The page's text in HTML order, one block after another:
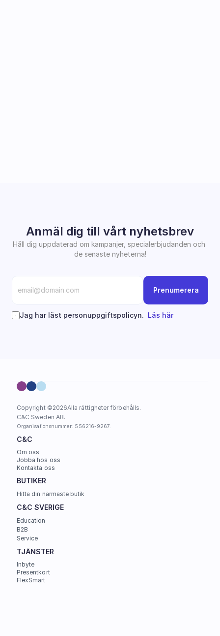
Anmäl dig till vårt nyhetsbrev
Håll dig uppdaterad om kampanjer, specialerbjudanden och
de senaste nyheterna!
Prenumerera
Jag har läst personuppgiftspolicyn. Läs här
Copyright ©2026Alla rättigheter förbehålls.
C&C Sweden AB.
Organisationsnummer: 556216-9267.
C&C
Om oss
Jobba hos oss
Kontakta oss
BUTIKER
Hitta din närmaste butik
C&C SVERIGE
Education
B2B
Service
TJÄNSTER
Inbyte
Presentkort
FlexSmart